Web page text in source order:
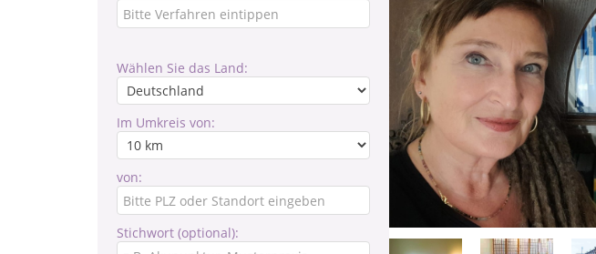
Wählen Sie das Land:
Im Umkreis von:
von:
Stichwort (optional):